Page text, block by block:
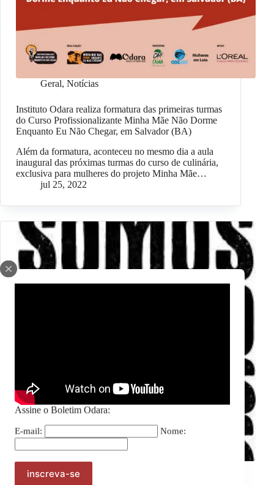
Assine o Boletim Odara:
E-mail: Nome:
Geral, Notícias
Instituto Odara realiza formatura das primeiras turmas
do Curso Profissionalizante Minha Mãe Não Dorme
Enquanto Eu Não Chegar, em Salvador (BA)
Além da formatura, aconteceu no mesmo dia a aula
inaugural das próximas turmas do curso de culinária,
exclusiva para mulheres do projeto Minha Mãe…
jul 25, 2022